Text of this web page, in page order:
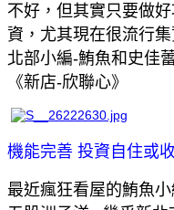
不好， 但其實只要做
資， 尤其現在很流行集
北部小編-鮪魚和史佳
《新店-欣聯心》
機能完善 投資自住或
最近瘋狂看屋的鮪魚